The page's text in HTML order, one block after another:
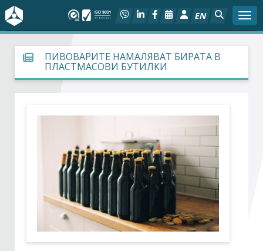
EN
За БСК
На фокус
Социален диалог
Дейности
Арбитражен съд
Проекти
ПИВОВАРИТЕ НАМАЛЯВАТ БИРАТА В
ПЛАСТМАСОВИ БУТИЛКИ